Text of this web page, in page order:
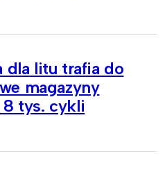
dla litu trafia do
magazyny
tys. cykli